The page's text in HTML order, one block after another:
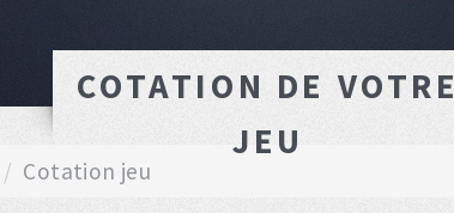
COTATION DE VOTRE
JEU
Cotation jeu